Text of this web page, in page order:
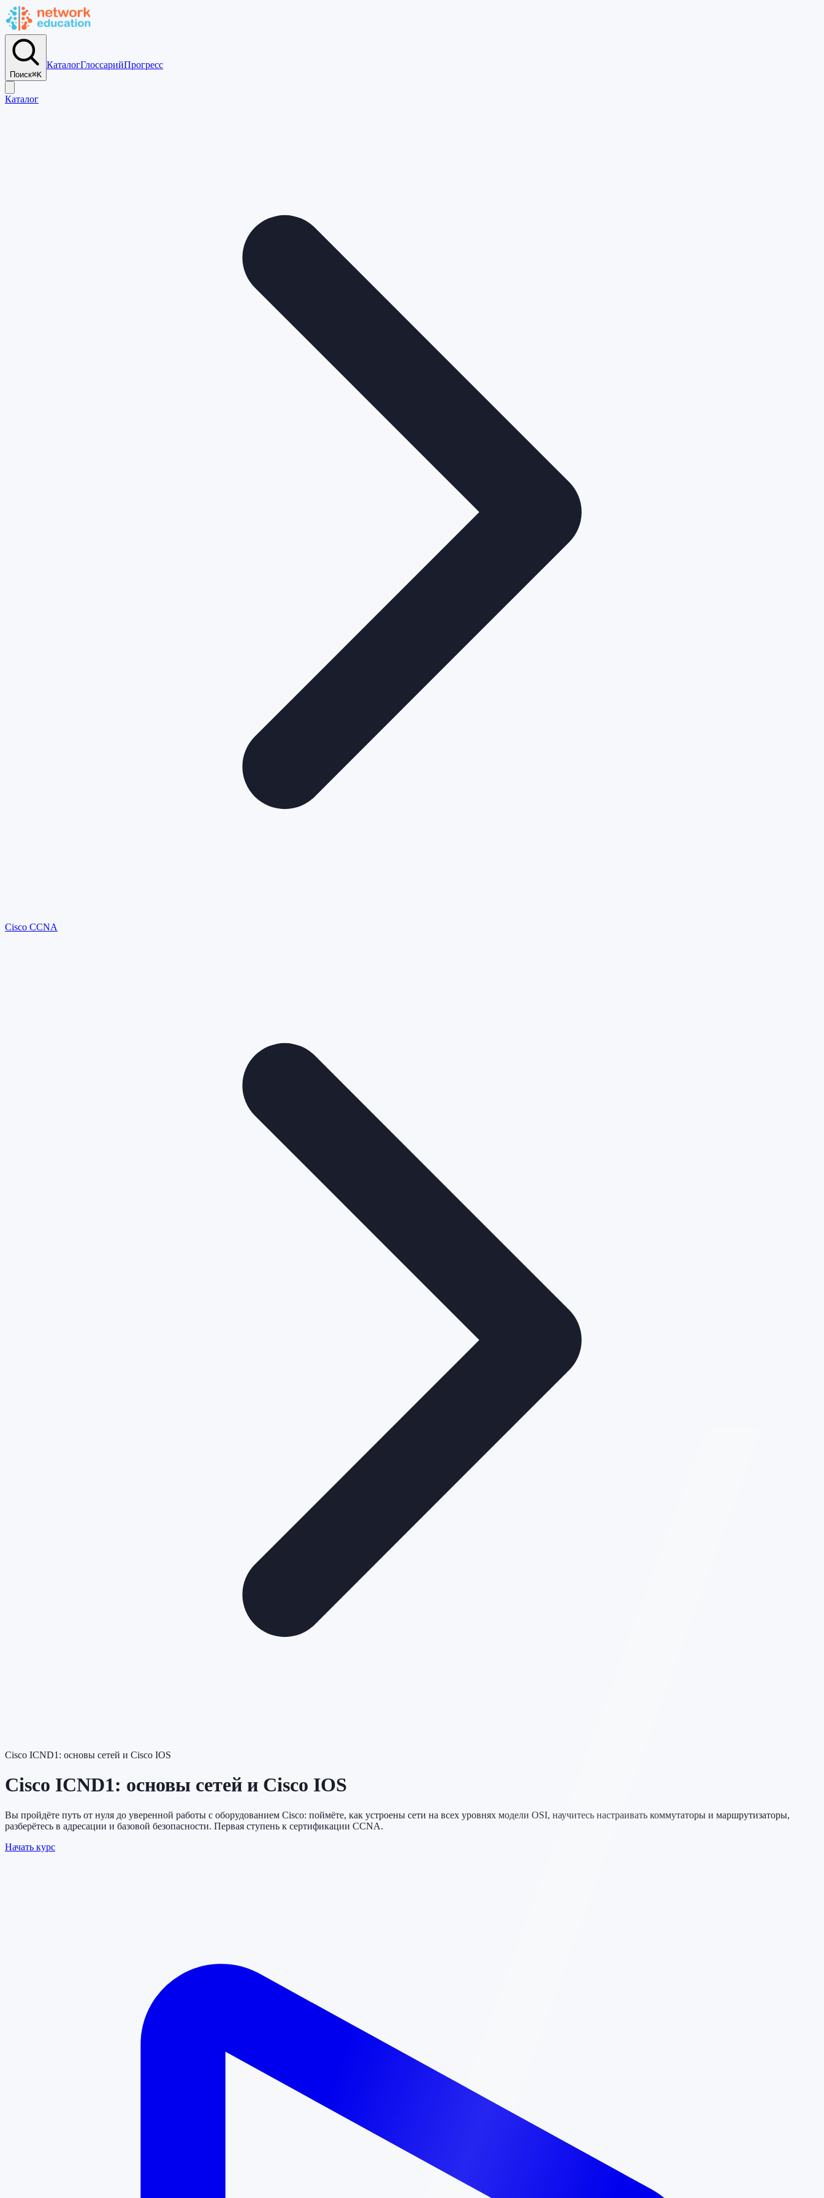
Поиск⌘K
КаталогГлоссарийПрогресс
Каталог
Cisco CCNA
Cisco ICND1: основы сетей и Cisco IOS
Cisco ICND1: основы сетей и Cisco IOS
Вы пройдёте путь от нуля до уверенной работы с оборудованием Cisco: поймёте, как устроены сети на всех уровнях модели OSI, научитесь настраивать коммутаторы и маршрутизаторы,
разберётесь в адресации и базовой безопасности. Первая ступень к сертификации CCNA.
Начать курс